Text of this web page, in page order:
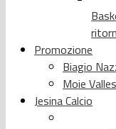
Promozione
Biagio
Moie
Jesina Calcio